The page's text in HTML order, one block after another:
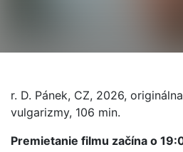
r. D. Pánek, CZ, 2026,
vulgarizmy, 106 min.
Premietanie filmu začína o